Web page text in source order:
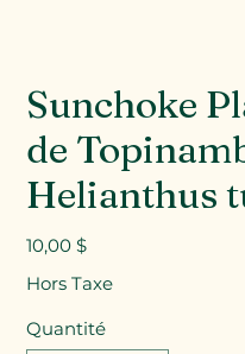
Sunchoke
de
Helianthus
Prix
10,00 $
Hors Taxe
Quantité